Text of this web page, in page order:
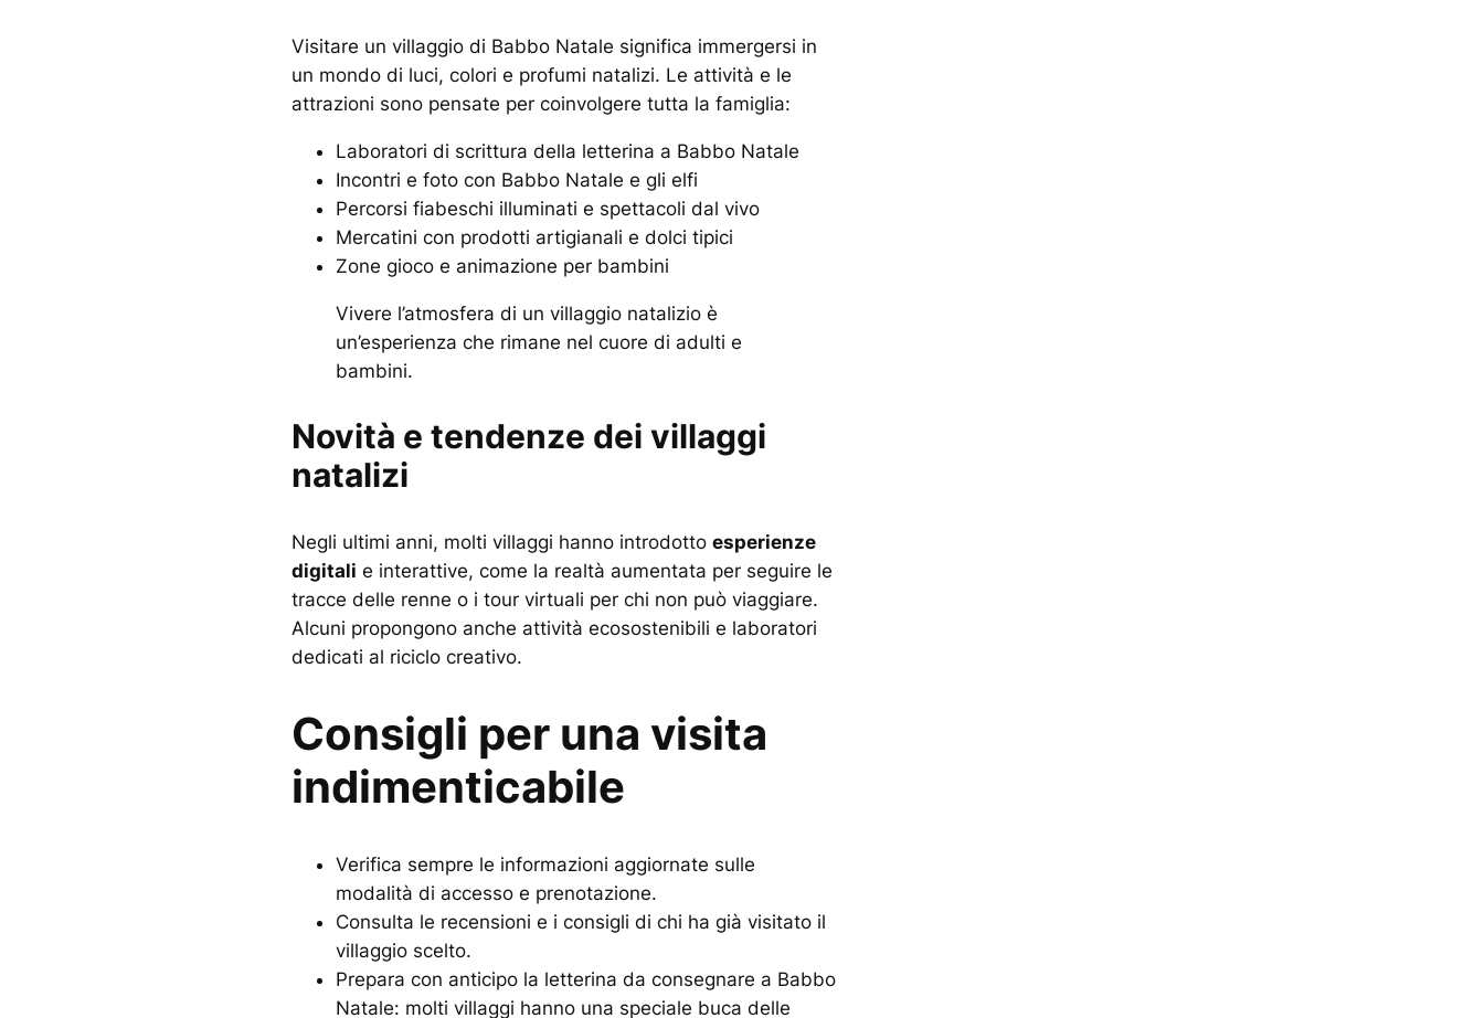
Visitare un villaggio di Babbo Natale significa immergersi in
un mondo di luci, colori e profumi natalizi. Le attività e le
attrazioni sono pensate per coinvolgere tutta la famiglia:
Laboratori di scrittura della letterina a Babbo Natale
Incontri e foto con Babbo Natale e gli elfi
Percorsi fiabeschi illuminati e spettacoli dal vivo
Mercatini con prodotti artigianali e dolci tipici
Zone gioco e animazione per bambini
Vivere l’atmosfera di un villaggio natalizio è
un’esperienza che rimane nel cuore di adulti e
bambini.
Novità e tendenze dei villaggi
natalizi
Negli ultimi anni, molti villaggi hanno introdotto esperienze
digitali e interattive, come la realtà aumentata per seguire le
tracce delle renne o i tour virtuali per chi non può viaggiare.
Alcuni propongono anche attività ecosostenibili e laboratori
dedicati al riciclo creativo.
Consigli per una visita
indimenticabile
Verifica sempre le informazioni aggiornate sulle
modalità di accesso e prenotazione.
Consulta le recensioni e i consigli di chi ha già visitato il
villaggio scelto.
Prepara con anticipo la letterina da consegnare a Babbo
Natale: molti villaggi hanno una speciale buca delle